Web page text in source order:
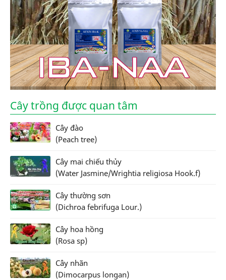
Cây trồng được quan tâm
Cây đào
(Peach tree)
Cây mai chiếu thủy
(Water Jasmine/Wrightia religiosa Hook.f)
Cây thường sơn
(Dichroa febrifuga Lour.)
Cây hoa hồng
(Rosa sp)
Cây nhãn
(Dimocarpus longan)